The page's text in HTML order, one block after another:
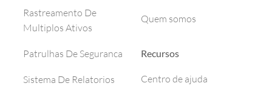
Rastreamento De
Multiplos Ativos
Patrulhas De Seguranca
Sistema De Relatorios
Quem somos
Recursos
Centro de ajuda